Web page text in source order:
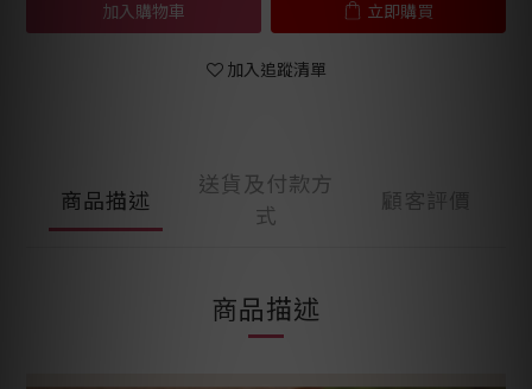
加入購物車 立即購買
加入追蹤清單
商品描述
送貨及付款方
式
顧客評價
商品描述